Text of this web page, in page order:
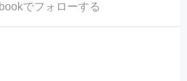
でフォローする